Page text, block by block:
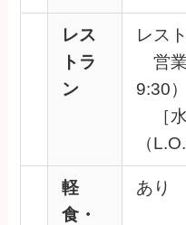
レス
トラ
ン
レス
営業
9:30）
［水
（
軽
食・
あり